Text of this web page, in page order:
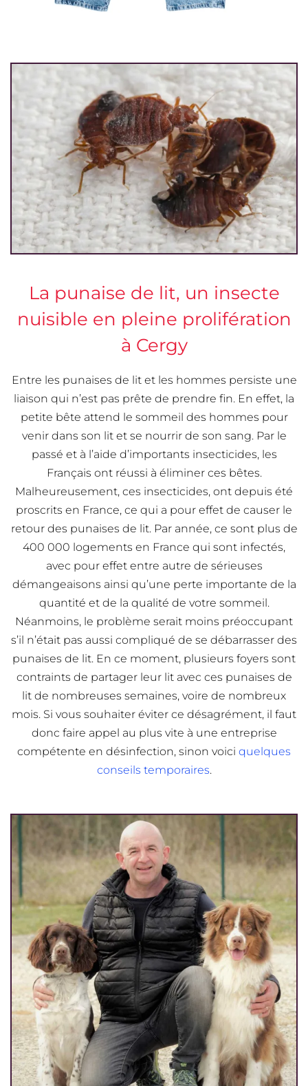
La punaise de lit, un insecte
nuisible en pleine prolifération
à Cergy
Entre les punaises de lit et les hommes persiste une
liaison qui n’est pas prête de prendre fin. En effet, la
petite bête attend le sommeil des hommes pour
venir dans son lit et se nourrir de son sang. Par le
passé et à l’aide d’importants insecticides, les
Français ont réussi à éliminer ces bêtes.
Malheureusement, ces insecticides, ont depuis été
proscrits en France, ce qui a pour effet de causer le
retour des punaises de lit. Par année, ce sont plus de
400 000 logements en France qui sont infectés,
avec pour effet entre autre de sérieuses
démangeaisons ainsi qu’une perte importante de la
quantité et de la qualité de votre sommeil.
Néanmoins, le problème serait moins préoccupant
s’il n’était pas aussi compliqué de se débarrasser des
punaises de lit. En ce moment, plusieurs foyers sont
contraints de partager leur lit avec ces punaises de
lit de nombreuses semaines, voire de nombreux
mois. Si vous souhaiter éviter ce désagrément, il faut
donc faire appel au plus vite à une entreprise
compétente en désinfection, sinon voici quelques
conseils temporaires.